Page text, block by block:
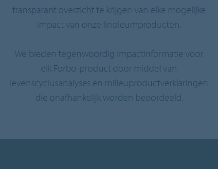
transparant overzicht te krijgen van elke mogelijke
impact van onze linoleumproducten.
We bieden tegenwoordig impactinformatie voor
elk Forbo-product door middel van
levenscyclusanalyses en milieuproductverklaringen
die onafhankelijk worden beoordeeld.